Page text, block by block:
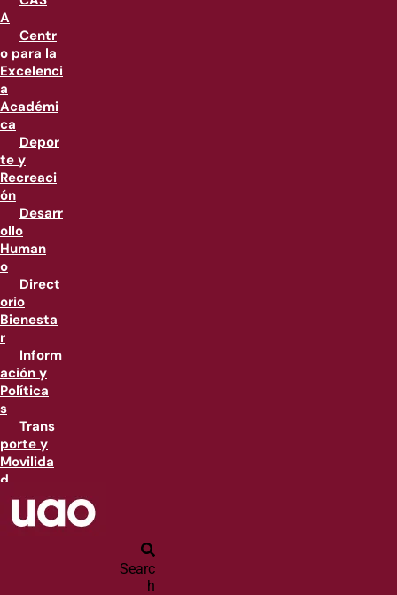
A
Centr
o para la
Excelenci
a
Académi
ca
Depor
te y
Recreaci
ón
Desarr
ollo
Human
o
Direct
orio
Bienesta
r
Inform
ación y
Política
s
Trans
porte y
Movilida
d
Searc
h